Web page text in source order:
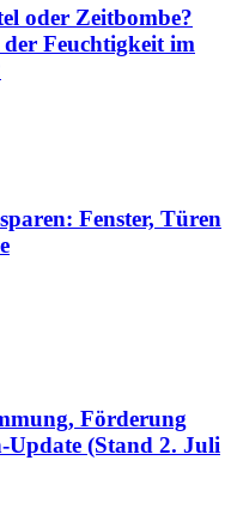
oder Zeitbombe?
Feuchtigkeit im
Fenster, Türen
Förderung
Update (Stand 2. Juli